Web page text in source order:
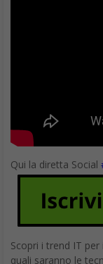
12 App
1. Dropbox